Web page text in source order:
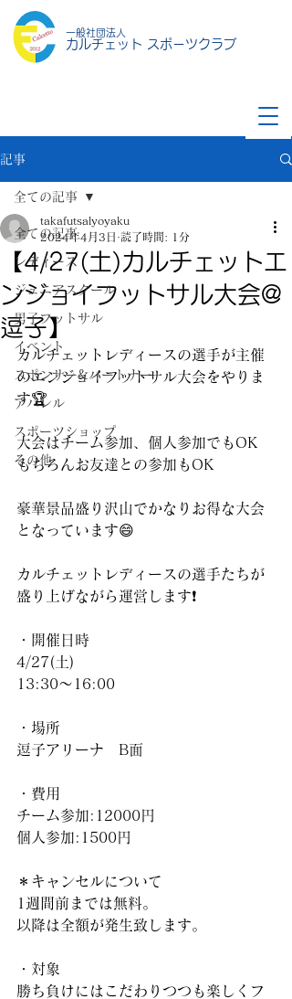
一般社団法人
カルチェット スポーツクラブ
記事
全ての記事
レディース
ジュニアスクール
男子フットサル
イベント
スポンサー&パートナー
アパレル
スポーツショップ
その他
全ての記事
【4/27(土)カルチェットエ
ンジョイフットサル大会@
逗子】
takafutsalyoyaku
2024年4月3日 読了時間: 1分
カルチェットレディースの選手が主催
のエンジョイフットサル大会をやりま
す🏆
大会はチーム参加、個人参加でもOK
もちろんお友達との参加もOK
豪華景品盛り沢山でかなりお得な大会
となっています😄
カルチェットレディースの選手たちが
盛り上げながら運営します❗️
・開催日時
4/27(土)
13:30〜16:00
・場所
逗子アリーナ　B面
・費用
チーム参加:12000円
個人参加:1500円
＊キャンセルについて
1週間前までは無料。
以降は全額が発生致します。
・対象
勝ち負けにはこだわりつつも楽しくフ